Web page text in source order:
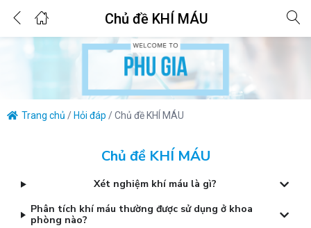
Chủ đề KHÍ MÁU
Login
Enter your username and password to login.
Remember me Lost password?
Trang chủ / Hỏi đáp /Chủ đề KHÍ MÁU
Chủ đề KHÍ MÁU
Xét nghiệm khí máu là gì?
Phân tích khí máu thường được sử dụng ở khoa
phòng nào?